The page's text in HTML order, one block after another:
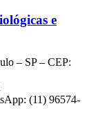
e
– SP – CEP:
(11) 96574-